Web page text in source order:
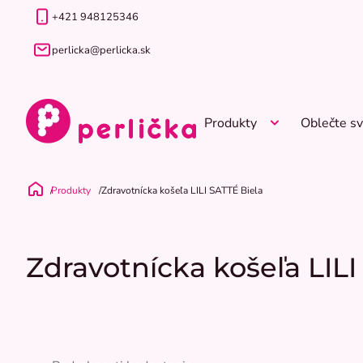
+421 948125346
perlicka@perlicka.sk
Produkty Oblečte
Domov
Produkty Zdravotnícka košeľa LILI SATTÉ Biela
Zdravotnícka košeľa LILI